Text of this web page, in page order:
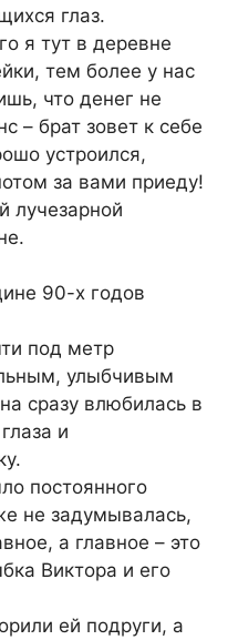
глаз.
я тут в деревне
тем более у нас
что денег не
– брат зовет к себе
устроился,
за вами приеду!
лучезарной
90-х годов
под метр
улыбчивым
сразу влюбилась в
и
постоянного
не задумывалась,
а главное – это
Виктора и его
ей подруги, а